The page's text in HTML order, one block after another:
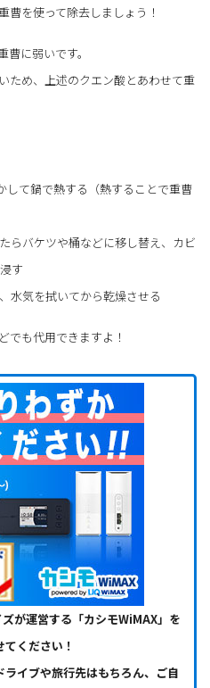
曹を使って除去しましょう！
に弱いです。
ため、上述のクエン酸とあわせて重
して鍋で熱する（熱することで重曹
らバケツや桶などに移し替え、カビ
す
水気を拭いてから乾燥させる
でも代用できますよ！
が運営する「カシモWiMAX」を
てください！
イブや旅行先はもちろん、ご自